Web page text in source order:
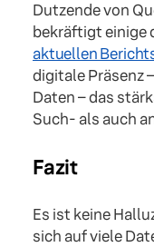
Dutzende von
bekräftigt einige
aktuellen
digitale Präsenz
Daten – das
Such- als auch
Fazit
Es ist keine
sich auf viele